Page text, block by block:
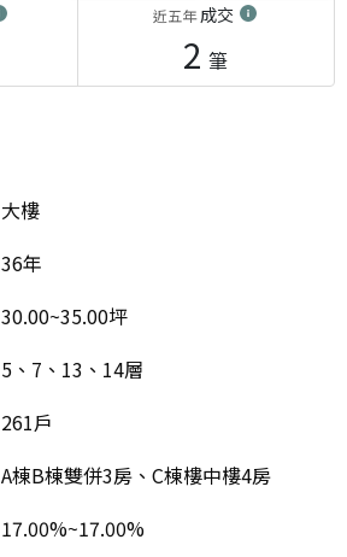
近五年成交
2 筆
大樓
36年
30.00~35.00坪
5、7、13、14層
261戶
A棟B棟雙併3房、C棟樓中樓4房
17.00%~17.00%